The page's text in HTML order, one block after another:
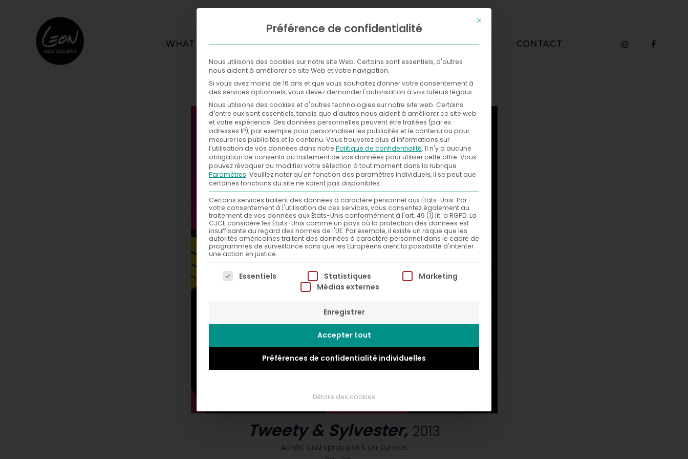
WHAT WHERE NOW WITH WHO CONTACT
Tweety & Sylvester, 2013
Acrylic and spray paint on canvas
Ce bouton ferme la boîte de dialogue. Ses fonctions sont
Préférence de confidentialité
Nous utilisons des cookies sur notre site Web. Certains sont essentiels, d'autres
nous aident à améliorer ce site Web et votre navigation.
Si vous avez moins de 16 ans et que vous souhaitez donner votre consentement à
des services optionnels, vous devez demander l'autorisation à vos tuteurs légaux.
Nous utilisons des cookies et d'autres technologies sur notre site web. Certains
d'entre eux sont essentiels, tandis que d'autres nous aident à améliorer ce site web
et votre expérience. Des données personnelles peuvent être traitées (par ex.
adresses IP), par exemple pour personnaliser les publicités et le contenu ou pour
mesurer les publicités et le contenu. Vous trouverez plus d'informations sur
l'utilisation de vos données dans notre Politique de confidentialité. Il n'y a aucune
obligation de consentir au traitement de vos données pour utiliser cette offre. Vous
pouvez révoquer ou modifier votre sélection à tout moment dans la rubrique
Paramètres. Veuillez noter qu'en fonction des paramètres individuels, il se peut que
certaines fonctions du site ne soient pas disponibles.
Certains services traitent des données à caractère personnel aux États-Unis. Par
votre consentement à l'utilisation de ces services, vous consentez également au
traitement de vos données aux États-Unis conformément à l'art. 49 (1) lit. a RGPD. La
CJCE considère les États-Unis comme un pays où la protection des données est
insuffisante au regard des normes de l'UE. Par exemple, il existe un risque que les
autorités américaines traitent des données à caractère personnel dans le cadre de
programmes de surveillance sans que les Européens aient la possibilité d'intenter
une action en justice.
La liste suivante énumère les groupes de services pour lesquels un consentement peut être donné. Le premier
Essentiels Statistiques
Marketing
Médias externes
Enregistrer
Accepter tout
Préférences de confidentialité individuelles
Détails des cookies